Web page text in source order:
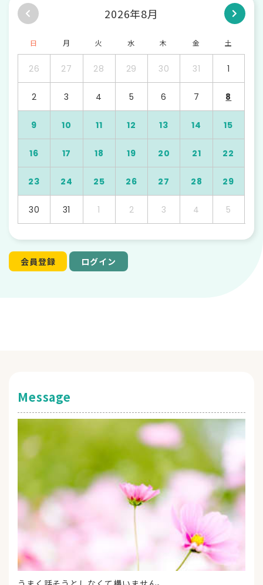
2026年8月
日 月 火 水 木 金 土
26 27 28 29 30 31 1
2 3 4 5 6 7 8
9 10 11 12 13 14 15
16 17 18 19 20 21 22
23 24 25 26 27 28 29
30 31 1 2 3 4 5
会員登録 ログイン
Message